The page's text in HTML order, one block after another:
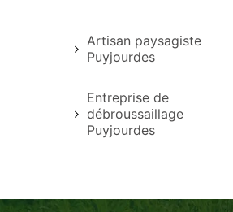
Artisan paysagiste
Puyjourdes
Entreprise de
débroussaillage
Puyjourdes